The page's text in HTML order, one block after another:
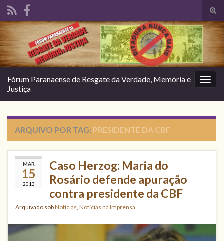
de
Search for:
Fórum Paranaense de Resgate da Verdade, Memória e
Justiça
ARQUIVO POR TAG: PRESIDENTE DA CBF
MAR
15
2013
Caso Herzog: Maria do
Rosário defende apuração
contra presidente da CBF
Arquivado sobNotícias Notícias na Imprensa